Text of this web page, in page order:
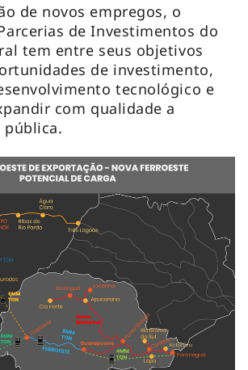
de novos empregos, o
de Investimentos do
tem entre seus objetivos
de investimento,
tecnológico e
com qualidade a